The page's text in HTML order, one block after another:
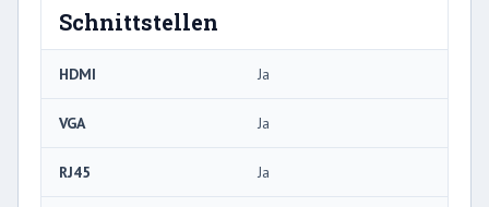
Schnittstellen
HDMI Ja
VGA Ja
RJ45 Ja